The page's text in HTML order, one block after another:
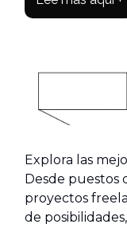
Explora las
Desde puestos
proyectos
de